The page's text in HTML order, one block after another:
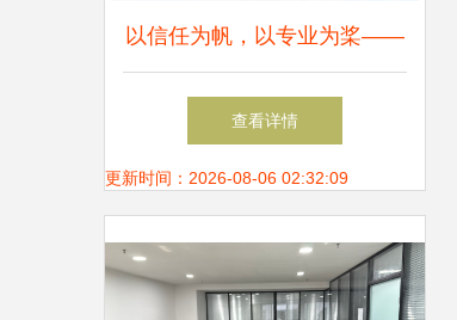
以信任为帆，以专业为桨——
张运祥的信息科技服务之道
查看详情
更新时间：2026-08-06 02:32:09